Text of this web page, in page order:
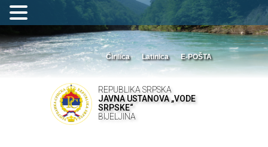
Ćirilica Latinica E-POŠTA
REPUBLIKA SRPSKA
JAVNA USTANOVA „VODE
SRPSKE“
BIJELJINA